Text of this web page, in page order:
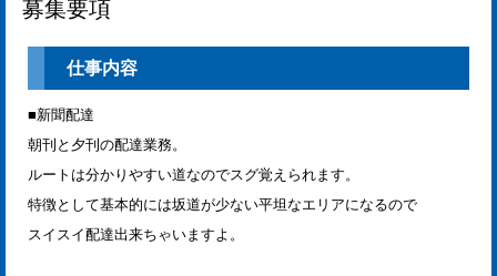
募集要項
仕事内容
■新聞配達
朝刊と夕刊の配達業務。
ルートは分かりやすい道なのでスグ覚えられます。
特徴として基本的には坂道が少ない平坦なエリアになるので
スイスイ配達出来ちゃいますよ。